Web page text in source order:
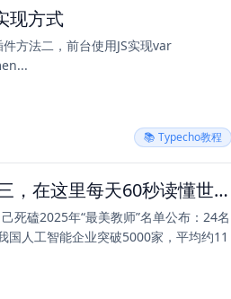
现方式
方法二，前台使用JS实现var
{ if(documen...
📚 Typecho教程
2025年09月10日，七月十九，星期三，在这里每天60秒读懂世界！
死磕2025年“最美教师”名单公布：24名
国人工智能企业突破5000家，平均约11